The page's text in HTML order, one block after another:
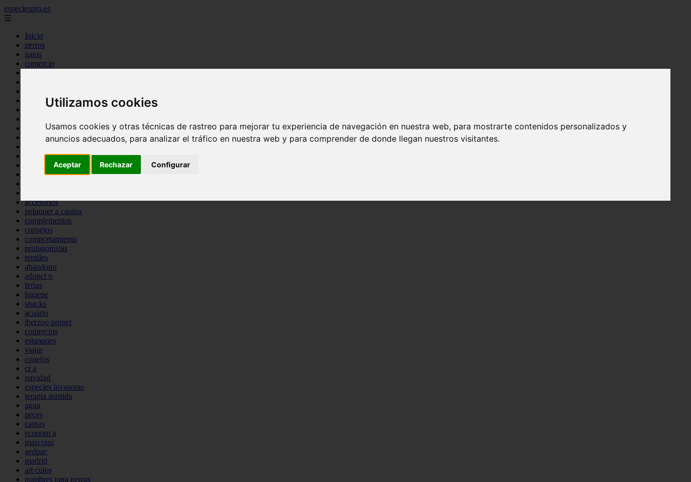
Utilizamos cookies
Usamos cookies y otras técnicas de rastreo para mejorar tu experiencia de navegación en nuestra web, para mostrarte contenidos personalizados y
anuncios adecuados, para analizar el tráfico en nuestra web y para comprender de donde llegan nuestros visitantes.
Aceptar Rechazar Configurar
especiespro.es
☰
Inicio
perros
gatos
comercio
tenencia responsable
mantenimiento
bienestar
peque os mam feros
verano
accesorios
peluquer a canina
complementos
consejos
comportamiento
protagonistas
reptiles
abandono
adopci n
ferias
higiene
snacks
acuario
iberzoo propet
comercios
estanques
viajar
conejos
cr a
navidad
especies invasoras
terapia asistida
agua
peces
camas
econom a
mascotas
aedpac
madrid
art culos
nombres para perros